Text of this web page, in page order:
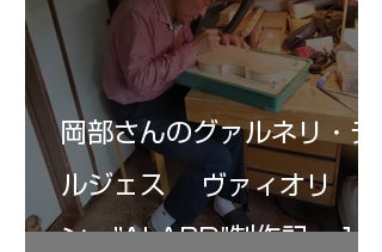
岡部さんのグァルネリ・デ
ルジェス ヴァィオリ
ン ”ALARD"制作記 １2